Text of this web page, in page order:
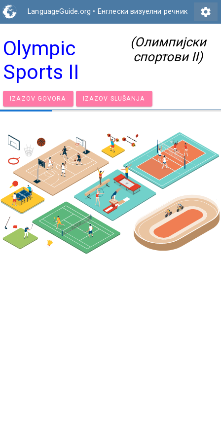
LanguageGuide.org • Енглески визуелни речник settings
Olympic
Sports II
(Олимпијски
спортови II)
IZAZOV GOVORA IZAZOV SLUŠANJA